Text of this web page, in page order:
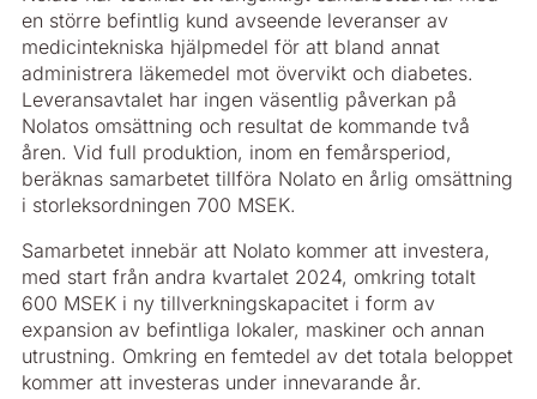
en större befintlig kund avseende leveranser av
medicintekniska hjälpmedel för att bland annat
administrera läkemedel mot övervikt och diabetes.
Leveransavtalet har ingen väsentlig påverkan på
Nolatos omsättning och resultat de kommande två
åren. Vid full produktion, inom en femårsperiod,
beräknas samarbetet tillföra Nolato en årlig omsättning
i storleksordningen 700 MSEK.
Samarbetet innebär att Nolato kommer att investera,
med start från andra kvartalet 2024, omkring totalt
600 MSEK i ny tillverkningskapacitet i form av
expansion av befintliga lokaler, maskiner och annan
utrustning. Omkring en femtedel av det totala beloppet
kommer att investeras under innevarande år.